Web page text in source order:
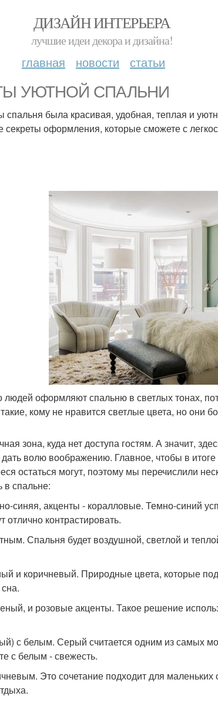
ДИЗАЙН ИНТЕРЬЕРА
лучшие идеи декора и дизайна!
главная новости статьи
УЮТНОЙ СПАЛЬНИ
спальня была красивая, удобная, теплая и
секреты оформления, которые сможете с
людей оформляют спальню в светлых тонах,
кому не нравится светлые цвета, но они
зона, куда нет доступа гостям. А значит,
волю воображению. Главное, чтобы в
остаться могут, поэтому мы перечислили
в спальне:
синяя, акценты - коралловые. Темно-синий
отлично контрастировать.
Спальня будет воздушной, светлой и
и коричневый. Природные цвета, которые
и розовые акценты. Такое решение
с белым. Серый считается одним из самых
с белым - свежесть.
Это сочетание подходит для